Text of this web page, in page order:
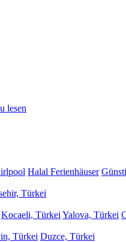
lesen
Halal Ferienhäuser
Türkei
Kocaeli, Türkei Yalova, Türkei
Türkei Duzce, Türkei